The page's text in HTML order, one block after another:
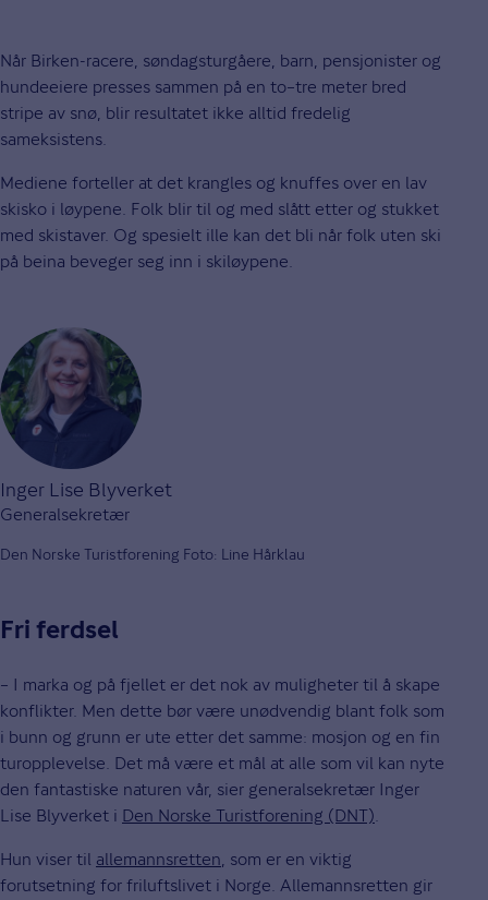
Når Birken-racere, søndagsturgåere, barn, pensjonister og
hundeeiere presses sammen på en to–tre meter bred
stripe av snø, blir resultatet ikke alltid fredelig
sameksistens.
Mediene forteller at det krangles og knuffes over en lav
skisko i løypene. Folk blir til og med slått etter og stukket
med skistaver. Og spesielt ille kan det bli når folk uten ski
på beina beveger seg inn i skiløypene.
Inger Lise Blyverket
Generalsekretær
Den Norske Turistforening Foto: Line Hårklau
Fri ferdsel
– I marka og på fjellet er det nok av muligheter til å skape
konflikter. Men dette bør være unødvendig blant folk som
i bunn og grunn er ute etter det samme: mosjon og en fin
turopplevelse. Det må være et mål at alle som vil kan nyte
den fantastiske naturen vår, sier generalsekretær Inger
Lise Blyverket i Den Norske Turistforening (DNT).
Hun viser til allemannsretten, som er en viktig
forutsetning for friluftslivet i Norge. Allemannsretten gir